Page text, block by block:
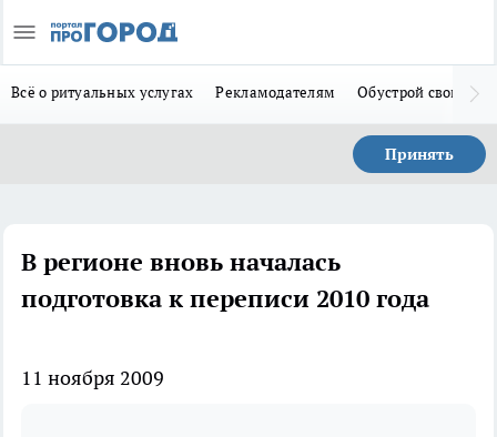
Всё о ритуальных услугах Рекламодателям Обустрой свой дом
Принять
В регионе вновь началась
подготовка к переписи 2010 года
11 ноября 2009